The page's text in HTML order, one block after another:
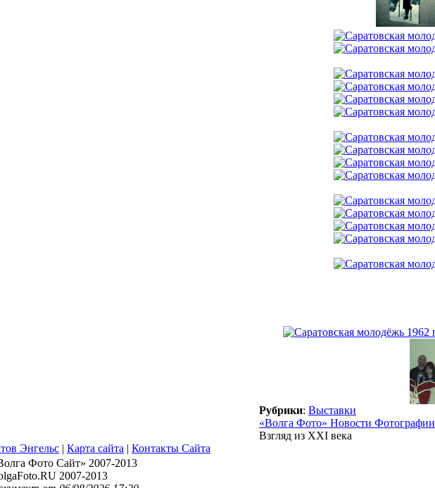
Рубрики: Выставки
«Волга Фото» Новости Фотографии
Взгляд из XXI века
Энгельс | Карта сайта | Контакты Сайта
Фото Сайт» 2007-2013
2007-2013